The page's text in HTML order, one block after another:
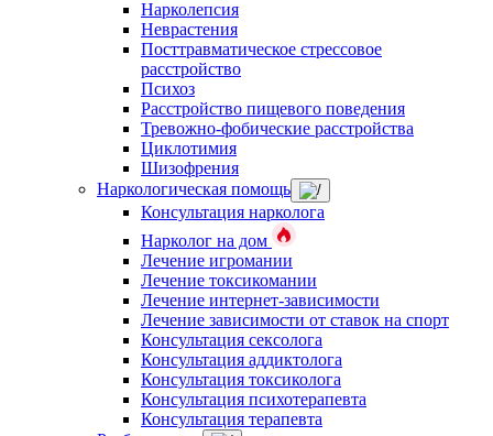
Нарколепсия
Неврастения
Посттравматическое стрессовое
расстройство
Психоз
Расстройство пищевого поведения
Тревожно-фобические расстройства
Циклотимия
Шизофрения
Наркологическая помощь
Консультация нарколога
Нарколог на дом
Лечение игромании
Лечение токсикомании
Лечение интернет-зависимости
Лечение зависимости от ставок на спорт
Консультация сексолога
Консультация аддиктолога
Консультация токсиколога
Консультация психотерапевта
Консультация терапевта